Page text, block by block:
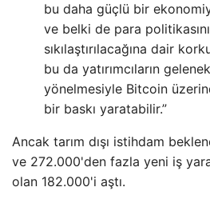
bu daha güçlü bir
ve belki de para
sıkılaştırılacağına dair
bu da yatırımcıların
yönelmesiyle Bitcoin
bir baskı yaratabilir.”
Ancak tarım dışı istihdam
ve 272.000'den fazla yeni iş
olan 182.000'i aştı.